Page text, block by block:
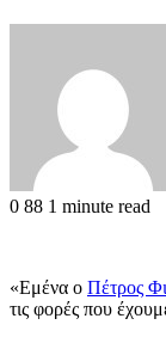
0 88 1 minute read
«Εμένα ο Πέτρος
τις φορές που